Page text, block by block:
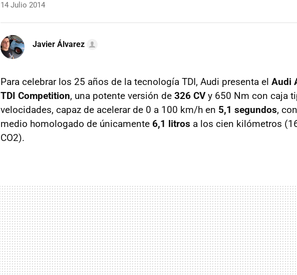
14 Julio 2014
Javier Álvarez
Para celebrar los 25 años de la tecnología TDI, Audi presenta el Audi
TDI Competition, una potente versión de 326 CVy 650 Nm con caja
velocidades, capaz de acelerar de 0 a 100 km/h en 5,1 segundos,
medio homologado de únicamente 6,1 litros a los cien kilómetros
CO2).